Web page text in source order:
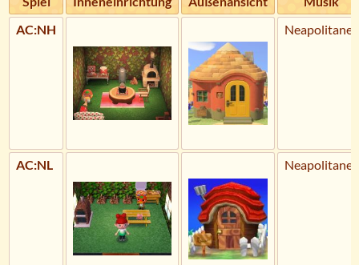
AC:NH
Neapolitaner
AC:NL Neapolitaner